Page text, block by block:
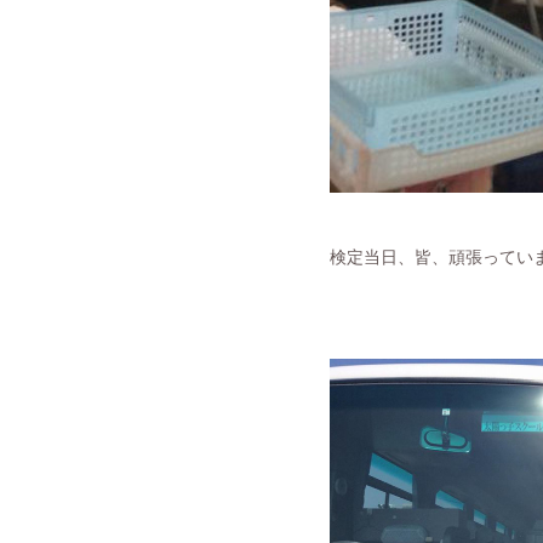
検定当日、皆、頑張ってい